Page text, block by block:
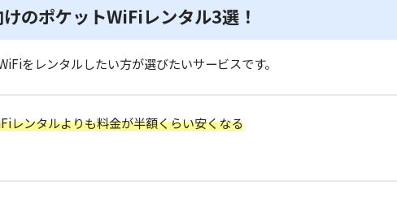
けのポケットWiFiレンタル3選！
をレンタルしたい方が選びたいサービスです。
レンタルよりも料金が半額くらい安くなる